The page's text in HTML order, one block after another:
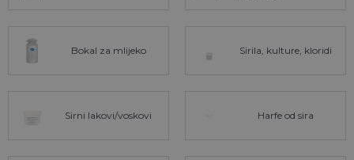
Bokal za mlijeko Sirila, kulture, kloridi
Sirni lakovi/voskovi Harfe od sira